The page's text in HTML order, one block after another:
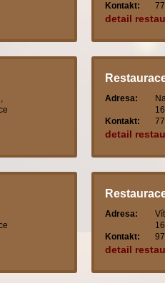
Kontakt:
detail
Adresa:
Kontakt:
detail
Adresa:
Kontakt:
detail